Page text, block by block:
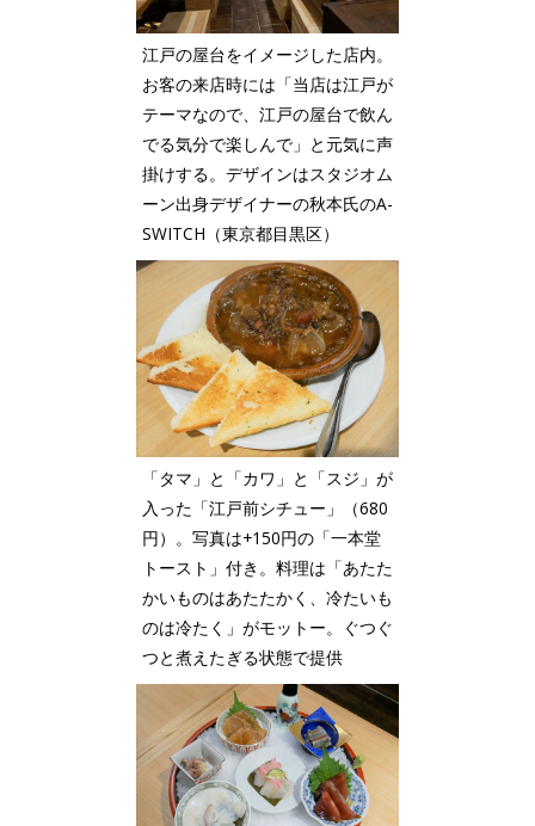
江戸の屋台をイメージした店内。
お客の来店時には「当店は江戸が
テーマなので、江戸の屋台で飲ん
でる気分で楽しんで」と元気に声
掛けする。デザインはスタジオム
ーン出身デザイナーの秋本氏のA-
SWITCH（東京都目黒区）
「タマ」と「カワ」と「スジ」が
入った「江戸前シチュー」（680
円）。写真は+150円の「一本堂
トースト」付き。料理は「あたた
かいものはあたたかく、冷たいも
のは冷たく」がモットー。ぐつぐ
つと煮えたぎる状態で提供